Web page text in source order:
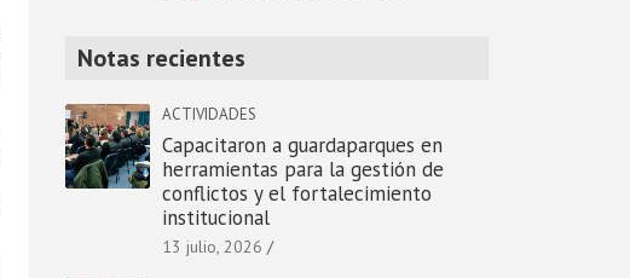
Notas recientes
ACTIVIDADES
Capacitaron a guardaparques en
herramientas para la gestión de
conflictos y el fortalecimiento
institucional
13 julio, 2026